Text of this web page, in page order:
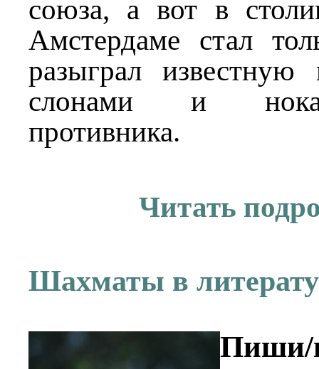
союза, а вот в
Амстердаме стал
разыграл
слонами и
противника.
Читать
Шахматы в
Пиши/